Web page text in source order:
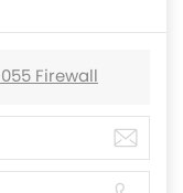
Firewall